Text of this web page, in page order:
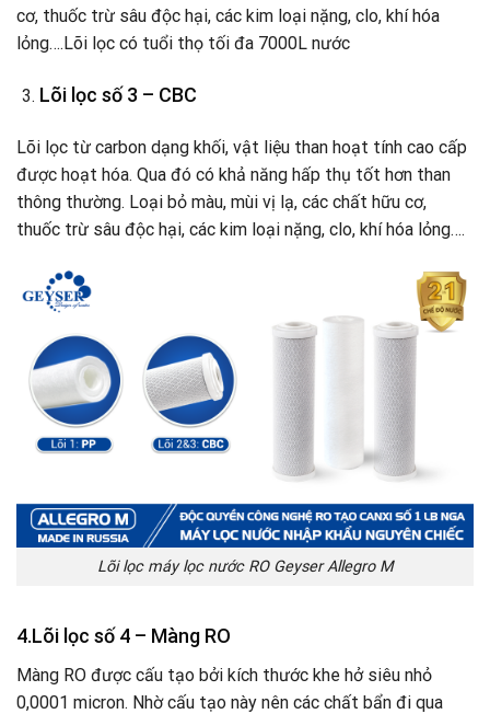
cơ, thuốc trừ sâu độc hại, các kim loại nặng, clo, khí hóa
lỏng….Lõi lọc có tuổi thọ tối đa 7000L nước
Lõi lọc số 3 – CBC
Lõi lọc từ carbon dạng khối, vật liệu than hoạt tính cao cấp
được hoạt hóa. Qua đó có khả năng hấp thụ tốt hơn than
thông thường. Loại bỏ màu, mùi vị lạ, các chất hữu cơ,
thuốc trừ sâu độc hại, các kim loại nặng, clo, khí hóa lỏng….
Lõi lọc máy lọc nước RO Geyser Allegro M
4.Lõi lọc số 4 – Màng RO
Màng RO được cấu tạo bởi kích thước khe hở siêu nhỏ
0,0001 micron. Nhờ cấu tạo này nên các chất bẩn đi qua